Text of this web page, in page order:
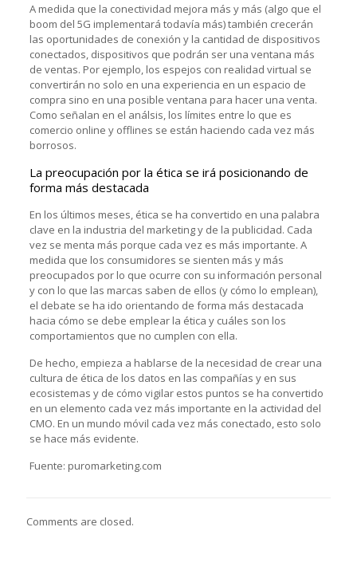
A medida que la conectividad mejora más y más (algo que el
boom del 5G implementará todavía más) también crecerán
las oportunidades de conexión y la cantidad de dispositivos
conectados, dispositivos que podrán ser una ventana más
de ventas. Por ejemplo, los espejos con realidad virtual se
convertirán no solo en una experiencia en un espacio de
compra sino en una posible ventana para hacer una venta.
Como señalan en el análsis, los límites entre lo que es
comercio online y offlines se están haciendo cada vez más
borrosos.
La preocupación por la ética se irá posicionando de
forma más destacada
En los últimos meses, ética se ha convertido en una palabra
clave en la industria del marketing y de la publicidad. Cada
vez se menta más porque cada vez es más importante. A
medida que los consumidores se sienten más y más
preocupados por lo que ocurre con su información personal
y con lo que las marcas saben de ellos (y cómo lo emplean),
el debate se ha ido orientando de forma más destacada
hacia cómo se debe emplear la ética y cuáles son los
comportamientos que no cumplen con ella.
De hecho, empieza a hablarse de la necesidad de crear una
cultura de ética de los datos en las compañías y en sus
ecosistemas y de cómo vigilar estos puntos se ha convertido
en un elemento cada vez más importante en la actividad del
CMO. En un mundo móvil cada vez más conectado, esto solo
se hace más evidente.
Fuente: puromarketing.com
Comments are closed.